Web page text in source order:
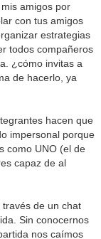
amigos por
con tus amigos
estrategias
todos compañeros
¿cómo invitas a
de hacerlo, ya
hacen que
impersonal porque
como UNO (el de
capaz de al
de un chat
Sin conocernos
nos caímos